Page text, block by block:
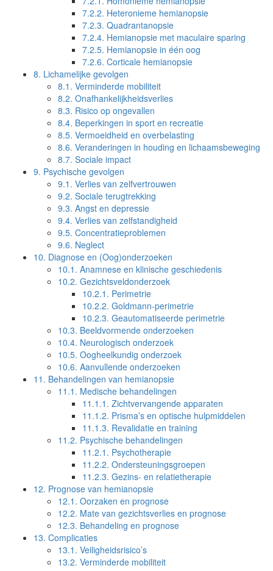
7.2.2. Heteronieme hemianopsie
7.2.3. Quadrantanopsie
7.2.4. Hemianopsie met maculaire sparing
7.2.5. Hemianopsie in één oog
7.2.6. Corticale hemianopsie
8. Lichamelijke gevolgen
8.1. Verminderde mobiliteit
8.2. Onafhankelijkheidsverlies
8.3. Risico op ongevallen
8.4. Beperkingen in sport en recreatie
8.5. Vermoeidheid en overbelasting
8.6. Veranderingen in houding en lichaamsbeweging
8.7. Sociale impact
9. Psychische gevolgen
9.1. Verlies van zelfvertrouwen
9.2. Sociale terugtrekking
9.3. Angst en depressie
9.4. Verlies van zelfstandigheid
9.5. Concentratieproblemen
9.6. Neglect
10. Diagnose en (Oog)onderzoeken
10.1. Anamnese en klinische geschiedenis
10.2. Gezichtsveldonderzoek
10.2.1. Perimetrie
10.2.2. Goldmann-perimetrie
10.2.3. Geautomatiseerde perimetrie
10.3. Beeldvormende onderzoeken
10.4. Neurologisch onderzoek
10.5. Oogheelkundig onderzoek
10.6. Aanvullende onderzoeken
11. Behandelingen van hemianopsie
11.1. Medische behandelingen
11.1.1. Zichtvervangende apparaten
11.1.2. Prisma’s en optische hulpmiddelen
11.1.3. Revalidatie en training
11.2. Psychische behandelingen
11.2.1. Psychotherapie
11.2.2. Ondersteuningsgroepen
11.2.3. Gezins- en relatietherapie
12. Prognose van hemianopsie
12.1. Oorzaken en prognose
12.2. Mate van gezichtsverlies en prognose
12.3. Behandeling en prognose
13. Complicaties
13.1. Veiligheidsrisico’s
13.2. Verminderde mobiliteit